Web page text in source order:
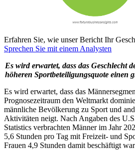
Erfahren Sie, wie unser Bericht Ihr
Sprechen Sie mit einem Analysten
Es wird erwartet, dass das Geschlecht
höheren Sportbeteiligungsquote einen
Es wird erwartet, dass das
Prognosezeitraum den Weltmarkt
männliche Bevölkerung zu Sport und
Aktivitäten neigt. Nach Angaben des
Statistics verbrachten Männer im Jahr
5,6 Stunden pro Tag mit Freizeit- und
Frauen 4,9 Stunden damit beschäftigt